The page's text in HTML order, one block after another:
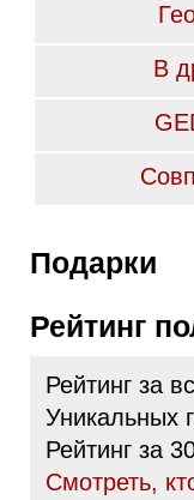
В
Подарки
Рейтинг
Рейтинг за
Уникальных
Рейтинг за
Cмотреть,